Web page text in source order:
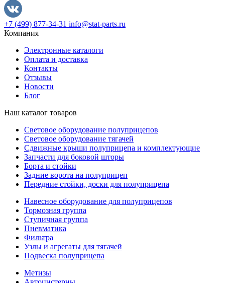
+7 (499) 877-34-31 info@stat-parts.ru
Компания
Электронные каталоги
Оплата и доставка
Контакты
Отзывы
Новости
Блог
Наш каталог товаров
Световое оборудование полуприцепов
Световое оборудование тягачей
Сдвижные крыши полуприцепа и комплектующие
Запчасти для боковой шторы
Борта и стойки
Задние ворота на полуприцеп
Передние стойки, доски для полуприцепа
Навесное оборудование для полуприцепов
Тормозная группа
Ступичная группа
Пневматика
Фильтра
Узлы и агрегаты для тягачей
Подвеска полуприцепа
Метизы